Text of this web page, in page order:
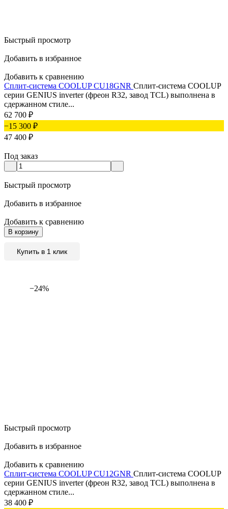
Быстрый просмотр
Добавить в избранное
Добавить к сравнению
Сплит-система COOLUP CU18GNR Сплит-система COOLUP
серии GENIUS inverter (фреон R32, завод TCL) выполнена в
сдержанном стиле...
62 700 ₽
−15 300 ₽
47 400 ₽
Под заказ
Быстрый просмотр
Добавить в избранное
Добавить к сравнению
В корзину
Купить в 1 клик
−24%
Быстрый просмотр
Добавить в избранное
Добавить к сравнению
Сплит-система COOLUP CU12GNR Сплит-система COOLUP
серии GENIUS inverter (фреон R32, завод TCL) выполнена в
сдержанном стиле...
38 400 ₽